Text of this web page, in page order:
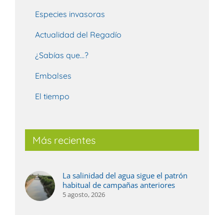
Especies invasoras
Actualidad del Regadío
¿Sabías que…?
Embalses
El tiempo
Más recientes
La salinidad del agua sigue el patrón
habitual de campañas anteriores
5 agosto, 2026